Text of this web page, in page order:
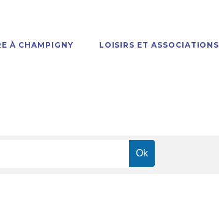
À CHAMPIGNY LOISIRS ET ASSOCIATIONS